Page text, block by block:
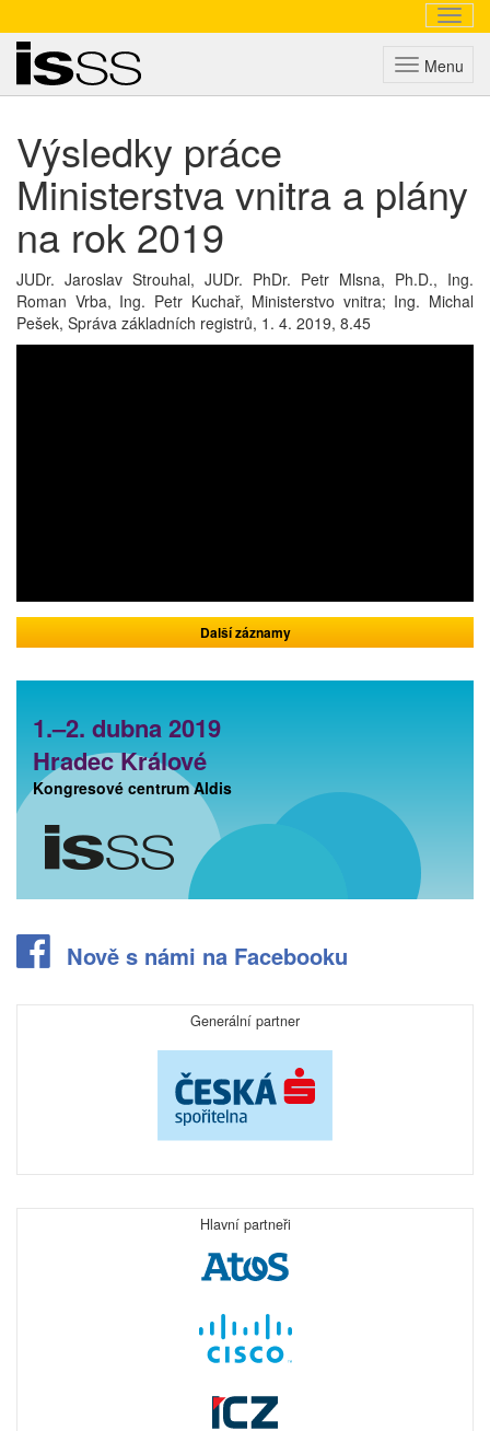
Triada
Menu
Výsledky práce
Ministerstva vnitra a plány
na rok 2019
JUDr. Jaroslav Strouhal, JUDr. PhDr. Petr Mlsna, Ph.D., Ing.
Roman Vrba, Ing. Petr Kuchař, Ministerstvo vnitra; Ing. Michal
Pešek, Správa základních registrů, 1. 4. 2019, 8.45
Další záznamy
1.–2. dubna 2019
Hradec Králové
Kongresové centrum Aldis
Nově s námi na Facebooku
Generální partner
Hlavní partneři